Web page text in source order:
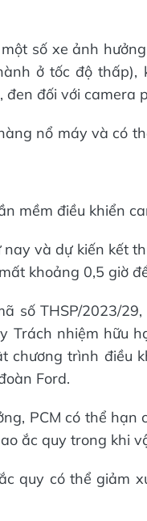
số xe ảnh
ở tốc độ
đối với camera
nổ máy và có
mềm điều khiển
và dự kiến kết
khoảng 0,5 giờ
số THSP/2023/
Trách nhiệm hữu
trình điều
Ford.
PCM có thể
ắc quy trong khi
quy có thể giảm